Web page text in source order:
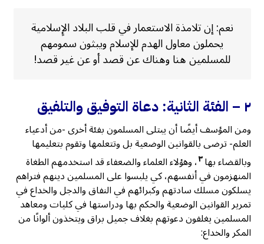
نعم: إن تلامذة الاستعمار في قلب البلاد الإِسلامية
يحملون معاول الهدم للإسلام ويبثون سمومهم
للمسلمين هنا وهناك عن قصد أو عن غير قصد!
٢ – الفئة الثانية: دعاة التوفيق والتلفيق
ومن المؤسف أيضًا أن يبتلى المسلمون بفئة أخرى -من أدعياء
العلم- ترضى بالقوانين الوضعية بل وتتعلمها وتقوم بتعليمها
وبالقضاء بها٣، وهؤلاء العلماء والضعفاء قد استخدمهم الطغاة
المنهزمون في أنفسهم، كي يلبسوا على المسلمين دينهم فتراهم
يسلكون مسلك سادتهم وكبرائهم في النفاق والدجل والخداع في
تمرير القوانين الوضعية والحكم بها ودراستها في كليات ومعاهد
المسلمين يغلفون دعوتهم بغلاف جميل براق ويتخذون ألوانًا من
المكر والخداع: